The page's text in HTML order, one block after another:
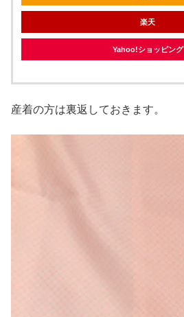
楽天
Yahoo!ショッピング
産着の方は裏返しておきます。